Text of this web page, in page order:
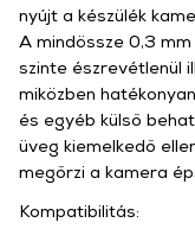
nyújt a készülék
A mindössze 0,3
szinte észrevétlenül
miközben
és egyéb külső
üveg kiemelkedő
megőrzi a kamera
Kompatibilitás: